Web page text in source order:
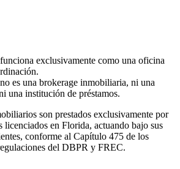
exclusivamente como una oficina
es una brokerage inmobiliaria, ni una
una institución de préstamos.
son prestados exclusivamente por
licenciados en Florida, actuando bajo sus
conforme al Capítulo 475 de los
del DBPR y FREC.